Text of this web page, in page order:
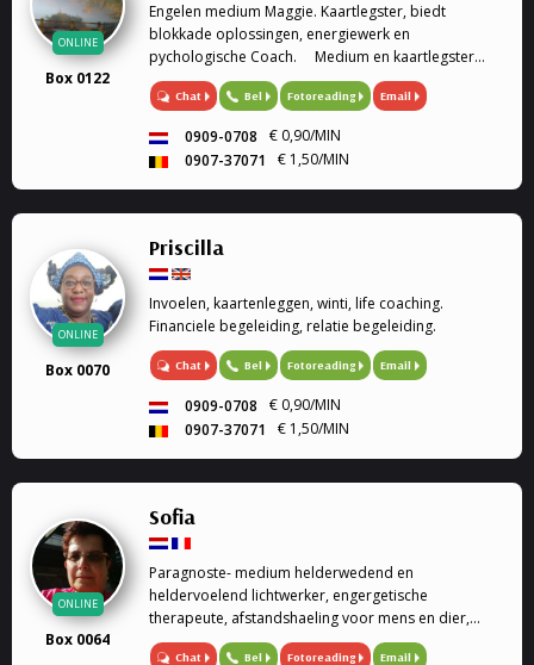
ONLINE
Box 0122
Engelen medium Maggie. Kaartlegster, biedt
blokkade oplossingen, energiewerk en
pychologische Coach. Medium en kaartlegster
Mijn gaven (heldervoelend, helderwetend,
helderruikend, energiewerk) zet ik graag in om
Chat Bel Fotoreading Email
0909-0708
€ 0,90/MIN
0907-37071
€ 1,50/MIN
ONLINE
Box 0070
Priscilla
Invoelen, kaartenleggen, winti, life coaching.
Financiele begeleiding, relatie begeleiding.
Chat Bel Fotoreading Email
0909-0708
€ 0,90/MIN
0907-37071
€ 1,50/MIN
ONLINE
Box 0064
Sofia
Paragnoste- medium helderwedend en
heldervoelend lichtwerker, engergetische
therapeute, afstandshaeling voor mens en dier,
rouwverwerking, Ik ben een geboren lichtwerker,
Chat Bel Fotoreading Email